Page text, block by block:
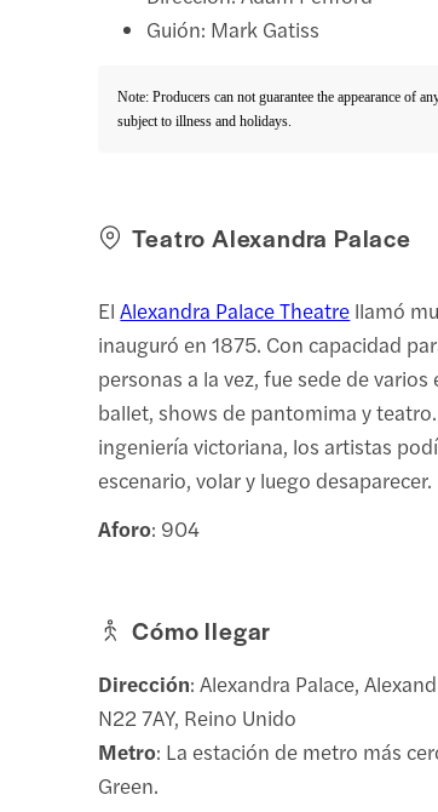
Guión: Mark Gatiss
Note: Producers can not guarantee the appearance of
subject to illness and holidays.
Teatro Alexandra Palace
ElAlexandra Palace Theatre llamó
inauguró en 1875. Con capacidad
personas a la vez, fue sede de
ballet, shows de pantomima y
ingeniería victoriana, los artistas
escenario, volar y luego desaparecer.
Aforo: 904
Cómo llegar
Dirección: Alexandra Palace,
N22 7AY, Reino Unido
Metro: La estación de metro más
Green.